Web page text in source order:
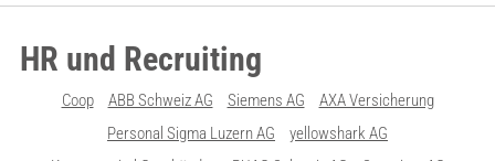
HR und Recruiting
Coop ABB Schweiz AG Siemens AG
AXA Versicherung
Personal Sigma Luzern AG
yellowshark AG